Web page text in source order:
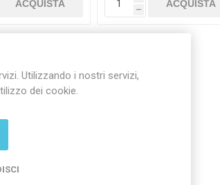
h
Utilizzando i nostri servizi,
dei cookie.